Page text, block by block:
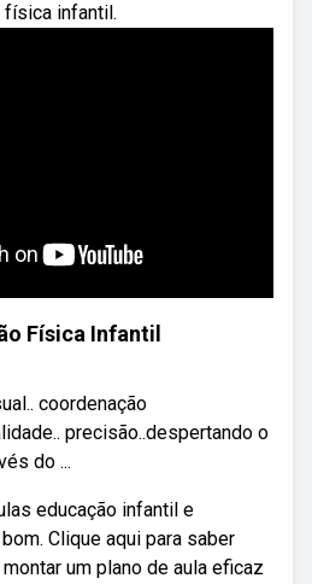
física infantil.
Física Infantil
coordenação
precisão..despertando o
do ...
educação infantil e
Clique aqui para saber
um plano de aula eficaz